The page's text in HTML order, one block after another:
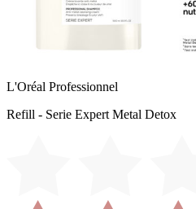
L'Oréal Professionnel
Refill - Serie Expert Metal Detox